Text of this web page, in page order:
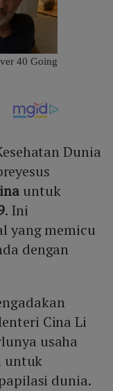
Dunia
untuk
. Ini
yang memicu
dengan
Cina Li
usaha
untuk
dunia.